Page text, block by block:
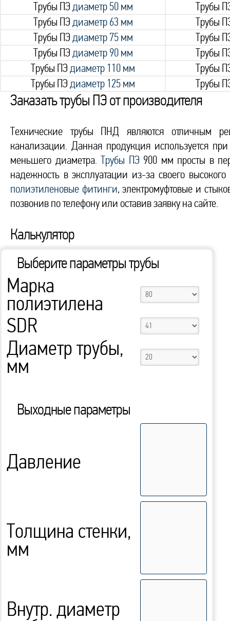
Трубы ПЭ диаметр 50 мм
Трубы
Трубы ПЭ диаметр 63 мм
Трубы
Трубы ПЭ диаметр 75 мм
Трубы
Трубы ПЭ диаметр 90 мм
Трубы
Трубы ПЭ диаметр 110 мм
Трубы
Трубы ПЭ диаметр 125 мм Трубы
Заказать трубы ПЭ от производителя
Технические трубы ПНД являются отличным
канализации. Данная продукция используется
меньшего диаметра. Трубы ПЭ 900 мм просты в
надежность в эксплуатации из-за своего
полиэтиленовые фитинги, электромуфтовые и
позвонив по телефону или оставив заявку на сайте.
Калькулятор
Выберите параметры трубы
Марка
полиэтилена
SDR
Диаметр трубы,
мм
Выходные параметры
Давление
Толщина стенки,
мм
Внутр. диаметр